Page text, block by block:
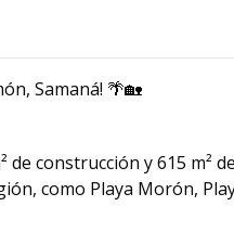
Samaná! 🌴🏡
de construcción y 615
como Playa Morón,